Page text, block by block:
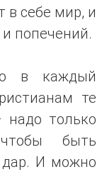
в себе мир, и
попечений.
в каждый
те
только
быть
И можно